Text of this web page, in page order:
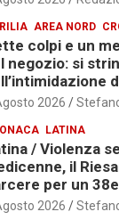
AREA NORD
colpi e un
negozio: si
2026
LATINA
/ Violenza
il
per un
2026